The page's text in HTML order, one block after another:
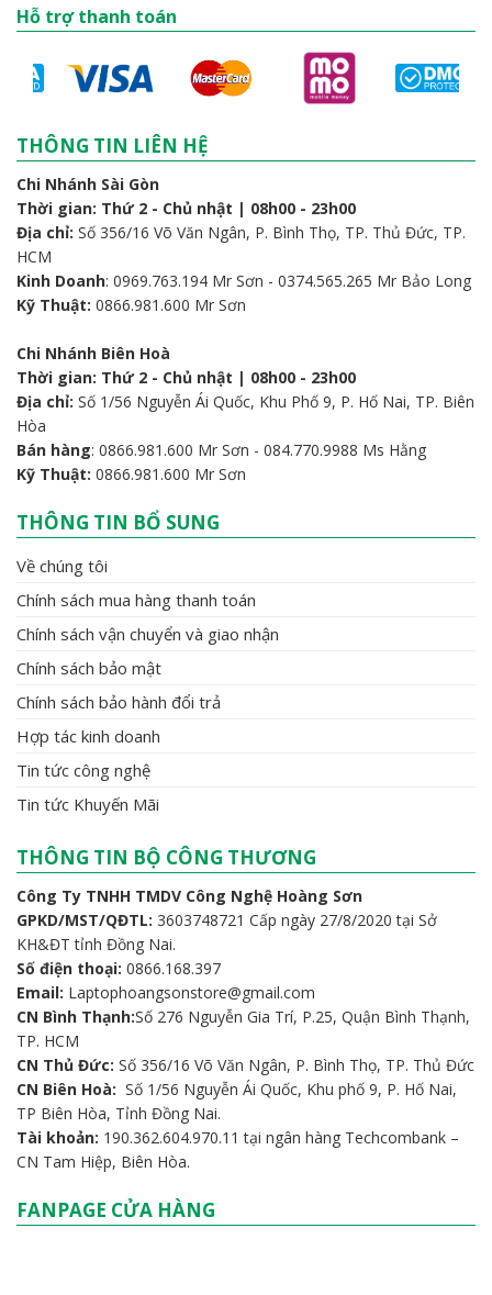
Hỗ trợ thanh toán
THÔNG TIN LIÊN HỆ
Chi Nhánh Sài Gòn
Thời gian: Thứ 2 - Chủ nhật | 08h00 - 23h00
Địa chỉ: Số 356/16 Võ Văn Ngân, P. Bình Thọ, TP. Thủ Đức, TP.
HCM
Kinh Doanh: 0969.763.194 Mr Sơn - 0374.565.265 Mr Bảo Long
Kỹ Thuật: 0866.981.600 Mr Sơn
Chi Nhánh Biên Hoà
Thời gian: Thứ 2 - Chủ nhật | 08h00 - 23h00
Địa chỉ: Số 1/56 Nguyễn Ái Quốc, Khu Phố 9, P. Hố Nai, TP. Biên
Hòa
Bán hàng: 0866.981.600 Mr Sơn - 084.770.9988 Ms Hằng
Kỹ Thuật: 0866.981.600 Mr Sơn
THÔNG TIN BỔ SUNG
Về chúng tôi
Chính sách mua hàng thanh toán
Chính sách vận chuyển và giao nhận
Chính sách bảo mật
Chính sách bảo hành đổi trả
Hợp tác kinh doanh
Tin tức công nghệ
Tin tức Khuyến Mãi
THÔNG TIN BỘ CÔNG THƯƠNG
Công Ty TNHH TMDV Công Nghệ Hoàng Sơn
GPKD/MST/QĐTL: 3603748721 Cấp ngày 27/8/2020 tại Sở
KH&ĐT tỉnh Đồng Nai.
Số điện thoại: 0866.168.397
Email: Laptophoangsonstore@gmail.com
CN Bình Thạnh:Số 276 Nguyễn Gia Trí, P.25, Quận Bình Thạnh,
TP. HCM
CN Thủ Đức: Số 356/16 Võ Văn Ngân, P. Bình Thọ, TP. Thủ Đức
CN Biên Hoà: Số 1/56 Nguyễn Ái Quốc, Khu phố 9, P. Hố Nai,
TP Biên Hòa, Tỉnh Đồng Nai.
Tài khoản: 190.362.604.970.11 tại ngân hàng Techcombank –
CN Tam Hiệp, Biên Hòa.
FANPAGE CỬA HÀNG